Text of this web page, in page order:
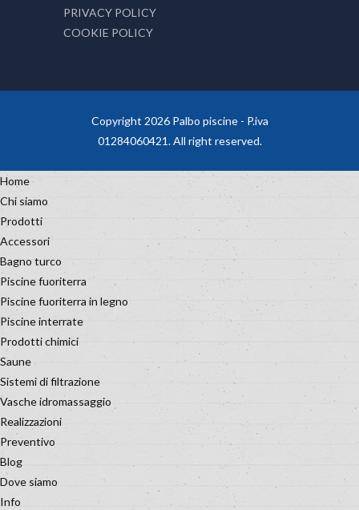
PRIVACY POLICY
COOKIE POLICY
Copyright 2026 Palbo piscine - P.iva
01284060421. All right reserved.
Home
Chi siamo
Prodotti
Accessori
Bagno turco
Piscine fuoriterra
Piscine fuoriterra in legno
Piscine interrate
Prodotti chimici
Saune
Sistemi di filtrazione
Vasche idromassaggio
Realizzazioni
Preventivo
Blog
Dove siamo
Info